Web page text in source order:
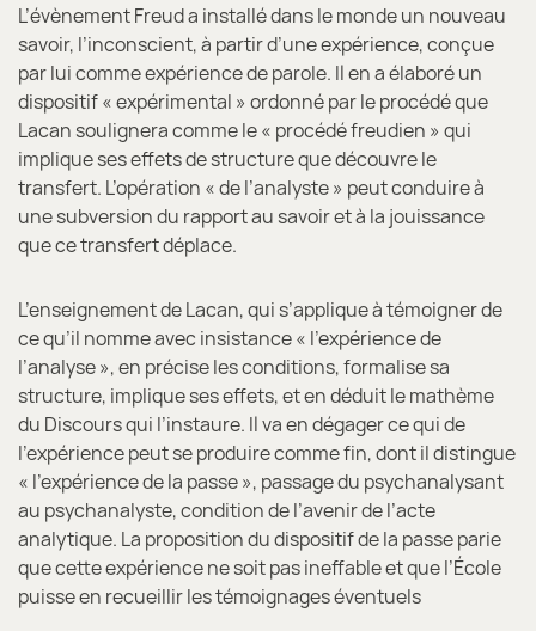
L’évènement Freud a installé dans le monde un nouveau
savoir, l’inconscient, à partir d’une expérience, conçue
par lui comme expérience de parole. Il en a élaboré un
dispositif « expérimental » ordonné par le procédé que
Lacan soulignera comme le « procédé freudien » qui
implique ses effets de structure que découvre le
transfert. L’opération « de l’analyste » peut conduire à
une subversion du rapport au savoir et à la jouissance
que ce transfert déplace.
L’enseignement de Lacan, qui s’applique à témoigner de
ce qu’il nomme avec insistance « l’expérience de
l’analyse », en précise les conditions, formalise sa
structure, implique ses effets, et en déduit le mathème
du Discours qui l’instaure. Il va en dégager ce qui de
l’expérience peut se produire comme fin, dont il distingue
« l’expérience de la passe », passage du psychanalysant
au psychanalyste, condition de l’avenir de l’acte
analytique. La proposition du dispositif de la passe parie
que cette expérience ne soit pas ineffable et que l’École
puisse en recueillir les témoignages éventuels